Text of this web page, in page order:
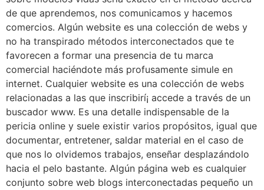
de que aprendemos, nos comunicamos y hacemos
comercios. Algún website es una colección de webs y
no ha transpirado métodos interconectados que te
favorecen a formar una presencia de tu marca
comercial haciéndote más profusamente simule en
internet. Cualquier website es una colección de webs
relacionadas a las que inscribirí¡ accede a través de un
buscador www. Es una detalle indispensable de la
pericia online y suele existir varios propósitos, igual que
documentar, entretener, saldar material en el caso de
que nos lo olvidemos trabajos, enseñar desplazándolo
hacia el pelo bastante. Algún página web es cualquier
conjunto sobre web blogs interconectadas pequeño un